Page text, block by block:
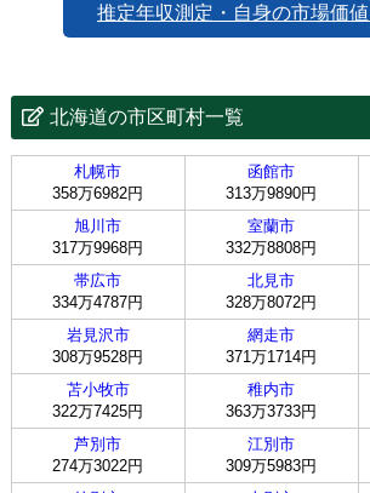
推定年収測定・自身の市場価
北海道の市区町村一覧
札幌市
358万6982円
函館市
313万9890円
旭川市
317万9968円
室蘭市
332万8808円
帯広市
334万4787円
北見市
328万8072円
岩見沢市
308万9528円
網走市
371万1714円
苫小牧市
322万7425円
稚内市
363万3733円
芦別市
274万3022円
江別市
309万5983円